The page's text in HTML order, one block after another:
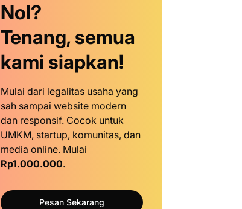
Nol?
Tenang, semua
kami siapkan!
Mulai dari legalitas usaha yang
sah sampai website modern
dan responsif. Cocok untuk
UMKM, startup, komunitas, dan
media online. Mulai
Rp1.000.000.
Pesan Sekarang